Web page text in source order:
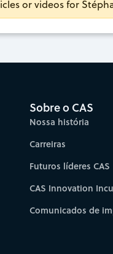
or videos for
Sobre o CAS
Nossa história
Carreiras
Futuros líderes CAS
CAS Innovation
Comunicados de